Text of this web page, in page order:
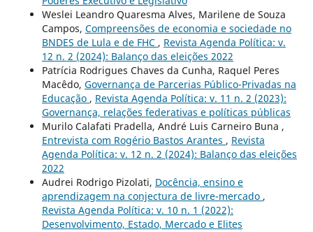
Weslei Leandro Quaresma Alves, Marilene de Souza
Campos, Compreensões de economia e sociedade no
BNDES de Lula e de FHC , Revista Agenda Política: v.
12 n. 2 (2024): Balanço das eleições 2022
Patrícia Rodrigues Chaves da Cunha, Raquel Peres
Macêdo, Governança de Parcerias Público-Privadas na
Educação , Revista Agenda Política: v. 11 n. 2 (2023):
Governança, relações federativas e políticas públicas
Murilo Calafati Pradella, André Luis Carneiro Buna ,
Entrevista com Rogério Bastos Arantes , Revista
Agenda Política: v. 12 n. 2 (2024): Balanço das eleições
2022
Audrei Rodrigo Pizolati, Docência, ensino e
aprendizagem na conjectura de livre-mercado ,
Revista Agenda Política: v. 10 n. 1 (2022):
Desenvolvimento, Estado, Mercado e Elites